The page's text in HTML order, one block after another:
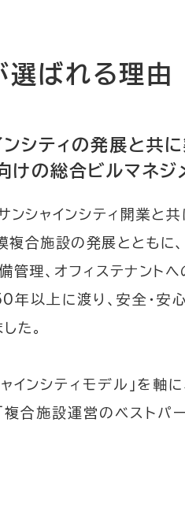
選ばれる理由
ンシティの発展と共
けの総合ビルマネジ
ンシャインシティ開業と
複合施設の発展とともに、
備管理、オフィステナント
年以上に渡り、安全・安
た。
ャインシティモデル」を軸
複合施設運営のベストパ